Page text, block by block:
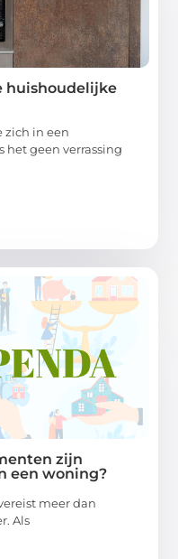
huishoudelijke
zich in een
het geen verrassing
zijn
een woning?
meer dan
Als